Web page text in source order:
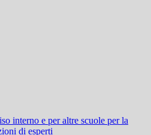
interno e per altre scuole per la
di esperti